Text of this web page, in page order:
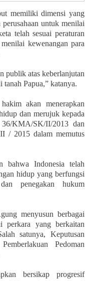
memiliki dimensi yang
untuk menilai
telah sesuai peraturan
kewenangan para
publik atas keberlanjutan
Papua,” katanya.
akan menerapkan
dan merujuk kepada
KMA/SK/II/2013 dan
2015 dalam memutus
bahwa Indonesia telah
hidup yang berfungsi
penegakan hukum
menyusun berbagai
perkara yang berkaitan
satunya, Keputusan
Pedoman
bersikap progresif